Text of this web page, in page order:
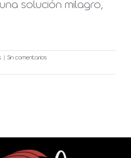
solución milagro,
Sin comentarios